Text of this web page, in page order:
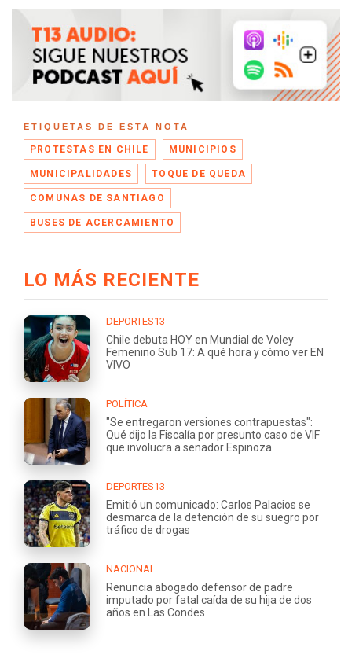
ETIQUETAS DE ESTA NOTA
PROTESTAS EN CHILE MUNICIPIOS
MUNICIPALIDADES TOQUE DE QUEDA
COMUNAS DE SANTIAGO
BUSES DE ACERCAMIENTO
LO MÁS RECIENTE
DEPORTES13
Chile debuta HOY en Mundial de Voley
Femenino Sub 17: A qué hora y cómo ver EN
VIVO
POLÍTICA
"Se entregaron versiones contrapuestas":
Qué dijo la Fiscalía por presunto caso de VIF
que involucra a senador Espinoza
DEPORTES13
Emitió un comunicado: Carlos Palacios se
desmarca de la detención de su suegro por
tráfico de drogas
NACIONAL
Renuncia abogado defensor de padre
imputado por fatal caída de su hija de dos
años en Las Condes